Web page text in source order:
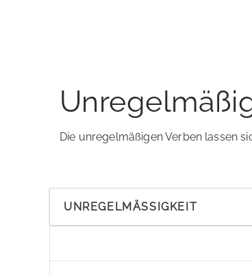
Die unregelmäßigen Verben lassen
UNREGELMÄSSIGKEIT